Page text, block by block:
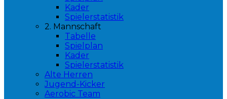
Kader
Spielerstatistik
2. Mannschaft
Tabelle
Spielplan
Kader
Spielerstatistik
Alte Herren
Jugend-Kicker
Aerobic Team